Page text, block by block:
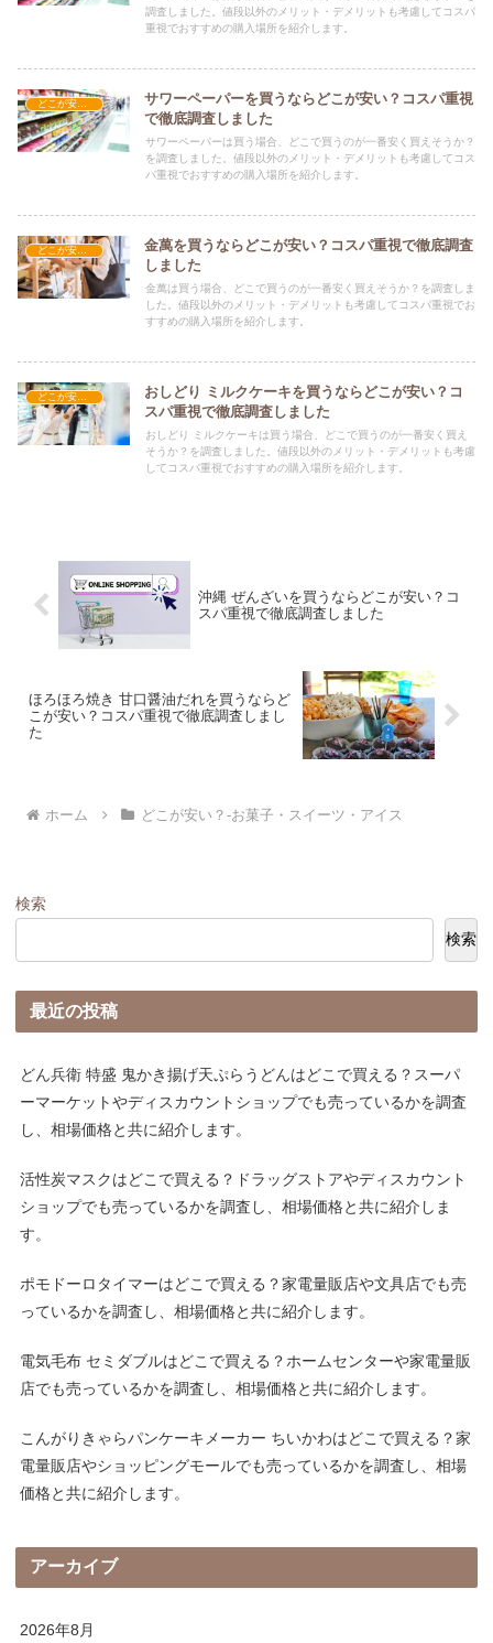
調査しました。値段以外のメリット・デメリットも考慮してコスパ
重視でおすすめの購入場所を紹介します。
どこが安い？-お菓子・スイーツ・アイス
サワーペーパーを買うならどこが安い？コスパ重視
で徹底調査しました
サワーペーパーは買う場合、どこで買うのが一番安く買えそうか？
を調査しました。値段以外のメリット・デメリットも考慮してコス
パ重視でおすすめの購入場所を紹介します。
どこが安い？-お菓子・スイーツ・アイス
金萬を買うならどこが安い？コスパ重視で徹底調査
しました
金萬は買う場合、どこで買うのが一番安く買えそうか？を調査しま
した。値段以外のメリット・デメリットも考慮してコスパ重視でお
すすめの購入場所を紹介します。
どこが安い？-お菓子・スイーツ・アイス
おしどり ミルクケーキを買うならどこが安い？コ
スパ重視で徹底調査しました
おしどり ミルクケーキは買う場合、どこで買うのが一番安く買え
そうか？を調査しました。値段以外のメリット・デメリットも考慮
してコスパ重視でおすすめの購入場所を紹介します。
沖縄 ぜんざいを買うならどこが安い？コ
スパ重視で徹底調査しました
ほろほろ焼き 甘口醤油だれを買うならど
こが安い？コスパ重視で徹底調査しまし
た
ホーム どこが安い？-お菓子・スイーツ・アイス
検索
検索
最近の投稿
どん兵衛 特盛 鬼かき揚げ天ぷらうどんはどこで買える？スーパ
ーマーケットやディスカウントショップでも売っているかを調査
し、相場価格と共に紹介します。
活性炭マスクはどこで買える？ドラッグストアやディスカウント
ショップでも売っているかを調査し、相場価格と共に紹介しま
す。
ポモドーロタイマーはどこで買える？家電量販店や文具店でも売
っているかを調査し、相場価格と共に紹介します。
電気毛布 セミダブルはどこで買える？ホームセンターや家電量販
店でも売っているかを調査し、相場価格と共に紹介します。
こんがりきゃらパンケーキメーカー ちいかわはどこで買える？家
電量販店やショッピングモールでも売っているかを調査し、相場
価格と共に紹介します。
アーカイブ
2026年8月